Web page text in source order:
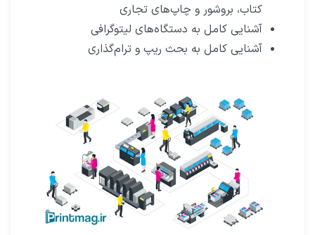
کتاب، بروشور و چاپ‌های تجاری
آشنایی کامل به دستگاه‌های لیتوگرافی
آشنایی کامل به بحث ریپ و ترام‌گذاری